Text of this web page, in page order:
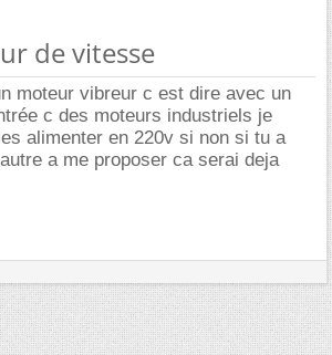
de vitesse
moteur vibreur c est dire avec un
c des moteurs industriels je
alimenter en 220v si non si tu a
a me proposer ca serai deja